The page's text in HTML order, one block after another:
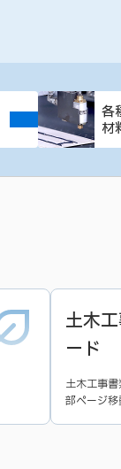
各
材
土木
ード
土木工事
部ページ移